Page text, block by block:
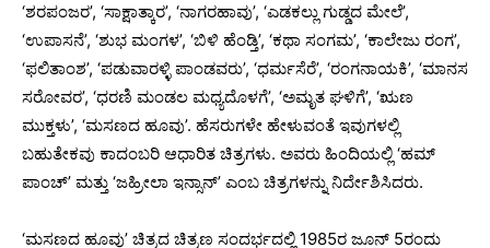
‘ಶರಪಂಜರ’, ‘ಸಾಕ್ಷಾತ್ಕಾರ’, ‘ನಾಗರಹಾವು’, ‘ಎಡಕಲ್ಲು ಗುಡ್ಡದ ಮೇಲೆ’,
‘ಉಪಾಸನೆ’, ‘ಶುಭ ಮಂಗಳ’, ‘ಬಿಳಿ ಹೆಂಡ್ತಿ’, ‘ಕಥಾ ಸಂಗಮ’, ‘ಕಾಲೇಜು ರಂಗ’,
‘ಫಲಿತಾಂಶ’, ‘ಪಡುವಾರಳ್ಳಿ ಪಾಂಡವರು’, ‘ಧರ್ಮಸೆರೆ’, ‘ರಂಗನಾಯಕಿ’, ‘ಮಾನಸ
ಸರೋವರ’, ‘ಧರಣಿ ಮಂಡಲ ಮಧ್ಯದೊಳಗೆ’, ‘ಅಮೃತ ಘಳಿಗೆ’, ‘ಋಣ
ಮುಕ್ತಳು’, ‘ಮಸಣದ ಹೂವು’. ಹೆಸರುಗಳೇ ಹೇಳುವಂತೆ ಇವುಗಳಲ್ಲಿ
ಬಹುತೇಕವು ಕಾದಂಬರಿ ಆಧಾರಿತ ಚಿತ್ರಗಳು. ಅವರು ಹಿಂದಿಯಲ್ಲಿ ‘ಹಮ್
ಪಾಂಚ್’ ಮತ್ತು ‘ಜಹ್ರೀಲಾ ಇನ್ಸಾನ್’ ಎಂಬ ಚಿತ್ರಗಳನ್ನು ನಿರ್ದೇಶಿಸಿದರು.
‘ಮಸಣದ ಹೂವು’ ಚಿತ್ರದ ಚಿತ್ರಣ ಸಂದರ್ಭದಲ್ಲಿ 1985ರ ಜೂನ್ 5ರಂದು